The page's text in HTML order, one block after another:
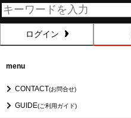
ログイン
menu
CONTACT(お問合せ)
GUIDE(ご利用ガイド)